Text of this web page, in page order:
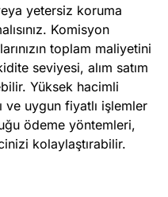
yetersiz koruma
Komisyon
toplam maliyetini
seviyesi, alım satım
Yüksek hacimli
ve uygun fiyatlı işlemler
ödeme yöntemleri,
kolaylaştırabilir.